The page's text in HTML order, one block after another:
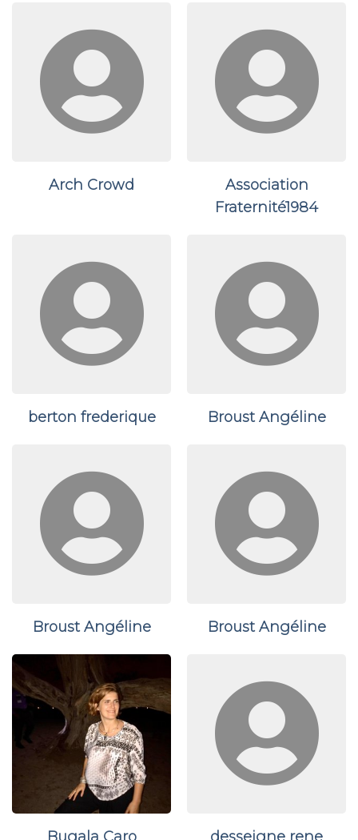
Arch Crowd
Association
Fraternité1984
berton frederique Broust Angéline
Broust Angéline Broust Angéline
Bugala Caro desseigne rene